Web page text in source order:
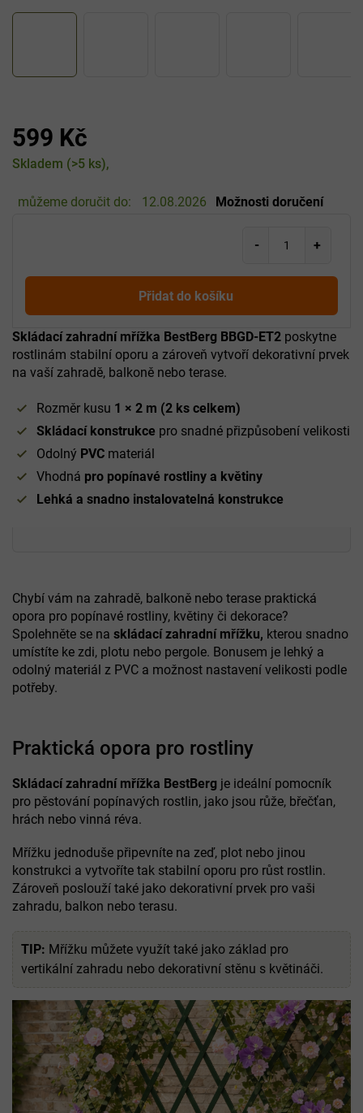
599 Kč
Měrná
Skladem (>5 ks)
můžeme doručit do: 12.08.2026 Možnosti doručení
Přidat do košíku
Skládací zahradní mřížka BestBerg BBGD-ET2 poskytne
rostlinám stabilní oporu a zároveň vytvoří dekorativní prvek
na vaší zahradě, balkoně nebo terase.
Rozměr kusu 1 × 2 m (2 ks celkem)
Skládací konstrukce pro snadné přizpůsobení velikosti
Odolný PVC materiál
Vhodná pro popínavé rostliny a květiny
Lehká a snadno instalovatelná konstrukce
Chybí vám na zahradě, balkoně nebo terase praktická
opora pro popínavé rostliny, květiny či dekorace?
Spolehněte se na skládací zahradní mřížku, kterou snadno
umístíte ke zdi, plotu nebo pergole. Bonusem je lehký a
odolný materiál z PVC a možnost nastavení velikosti podle
potřeby.
Praktická opora pro rostliny
Skládací zahradní mřížka BestBerg je ideální pomocník
pro pěstování popínavých rostlin, jako jsou růže, břečťan,
hrách nebo vinná réva.
Mřížku jednoduše připevníte na zeď, plot nebo jinou
konstrukci a vytvoříte tak stabilní oporu pro růst rostlin.
Zároveň poslouží také jako dekorativní prvek pro vaši
zahradu, balkon nebo terasu.
TIP: Mřížku můžete využít také jako základ pro
vertikální zahradu nebo dekorativní stěnu s květináči.